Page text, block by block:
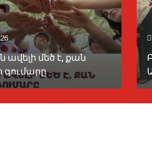
ավելի մեծ է, քան
գումարը